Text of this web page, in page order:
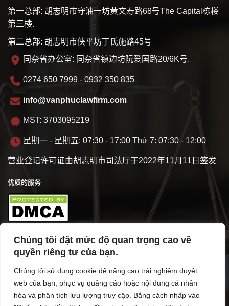
Chúng tôi đặt mức độ quan trọng cao về
quyền riêng tư của bạn.
Chúng tôi sử dụng cookie để nâng cao trải nghiệm duyệt
web của bạn, phục vụ quảng cáo hoặc nội dung cá nhân
hóa và phân tích lưu lượng truy cập. Bằng cách nhấp vào
第一总部: 胡志明市守油一坊黄文寿路68号The Capital栋楼
第三楼.
第二总部: 胡志明市侠平坊丁氏施路45号
同奈省办公室: 同奈省镇边坊阮爱国路20/6K号.
0274 650 7999 - 0932 350 835
info@vanphuclawfirm.com
MST: 3703095219
星期一 - 星期五: 07:30 - 17:00 Thứ 7: 07:30 - 12:00
营业登记许可证由胡志明市司法厅于2022年11月11日签发
优质的服务
商业概览